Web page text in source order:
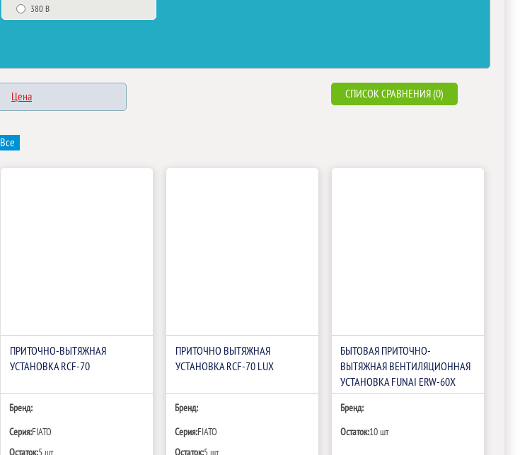
380 В
Цена СПИСОК СРАВНЕНИЯ (0)
Все
ПРИТОЧНО-ВЫТЯЖНАЯ
УСТАНОВКА RCF-70
Бренд:
Серия:FIATO
Остаток:5 шт
ПРИТОЧНО ВЫТЯЖНАЯ
УСТАНОВКА RCF-70 LUX
Бренд:
Серия:FIATO
Остаток:5 шт
БЫТОВАЯ ПРИТОЧНО-
ВЫТЯЖНАЯ ВЕНТИЛЯЦИОННАЯ
УСТАНОВКА FUNAI ERW-60X
Бренд:
Остаток:10 шт